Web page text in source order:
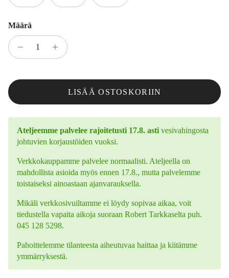
Määrä
LISÄÄ OSTOSKORIIN
Ateljeemme palvelee rajoitetusti 17.8. asti vesivahingosta
johtuvien korjaustöiden vuoksi.
Verkkokauppamme palvelee normaalisti. Ateljeella on
mahdollista asioida myös ennen 17.8., mutta palvelemme
toistaiseksi ainoastaan ajanvarauksella.
Mikäli verkkosivuiltamme ei löydy sopivaa aikaa, voit
tiedustella vapaita aikoja suoraan Robert Tarkkaselta puh.
045 128 5298.
Pahoittelemme tilanteesta aiheutuvaa haittaa ja kiitämme
ymmärryksestä.